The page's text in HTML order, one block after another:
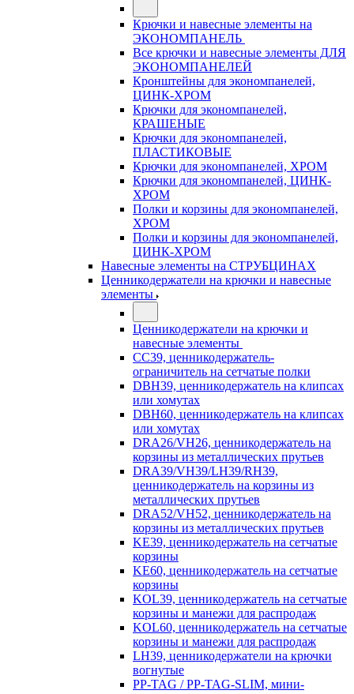
Крючки и навесные элементы на
ЭКОНОМПАНЕЛЬ
Все крючки и навесные элементы ДЛЯ
ЭКОНОМПАНЕЛЕЙ
Кронштейны для экономпанелей,
ЦИНК-ХРОМ
Крючки для экономпанелей,
КРАШЕНЫЕ
Крючки для экономпанелей,
ПЛАСТИКОВЫЕ
Крючки для экономпанелей, ХРОМ
Крючки для экономпанелей, ЦИНК-
ХРОМ
Полки и корзины для экономпанелей,
ХРОМ
Полки и корзины для экономпанелей,
ЦИНК-ХРОМ
Навесные элементы на СТРУБЦИНАХ
Ценникодержатели на крючки и навесные
элементы
Ценникодержатели на крючки и
навесные элементы
CC39, ценникодержатель-
ограничитель на сетчатые полки
DBH39, ценникодержатель на клипсах
или хомутах
DBH60, ценникодержатель на клипсах
или хомутах
DRA26/VH26, ценникодержатель на
корзины из металлических прутьев
DRA39/VH39/LH39/RH39,
ценникодержатель на корзины из
металлических прутьев
DRA52/VH52, ценникодержатель на
корзины из металлических прутьев
KE39, ценникодержатель на сетчатые
корзины
KE60, ценникодержатель на сетчатые
корзины
KOL39, ценникодержатель на сетчатые
корзины и манежи для распродаж
KOL60, ценникодержатель на сетчатые
корзины и манежи для распродаж
LH39, ценникодержатели на крючки
вогнутые
PP-TAG / PP-TAG-SLIM, мини-